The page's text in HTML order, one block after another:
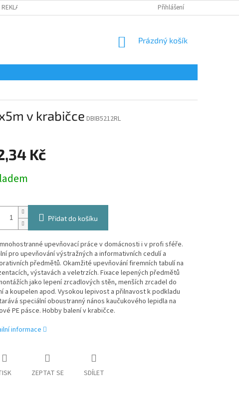
REKLAMAČNÍ FORMULÁŘ Přihlášení
NÁKUPNÍ
Prázdný košík
v krabičce DBIB5212RL
Kč
Přidat do košíku
upevňovací práce v domácnosti i v profi sféře.
pro upevňování výstražných a informativních cedulí a
předmětů. Okamžité upevňování firemních tabulí na
výstavách a veletrzích. Fixace lepených předmětů
jako lepení zrcadlových stěn, menších zrcadel do
a koupelen apod. Vysokou lepivost a přilnavost k podkladu
speciální oboustranný nános kaučukového lepidla na
PE pásce. Hobby balení v krabičce.
informace
ZEPTAT SE SDÍLET